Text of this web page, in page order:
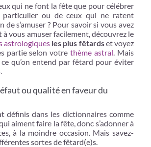
qui ne font la fête que pour célébrer
particulier ou de ceux qui ne ratent
de s’amuser ? Pour savoir si vous avez
à vous amuser facilement, découvrez le
astrologiquesles plus fêtardset voyez
partie selon votre thème astral. Mais
ce qu’on entend par fêtard pour éviter
ou qualité en faveur du
définis dans les dictionnaires comme
aiment faire la fête, donc s’adonner à
à la moindre occasion. Mais savez-
sortes de fêtard(e)s.